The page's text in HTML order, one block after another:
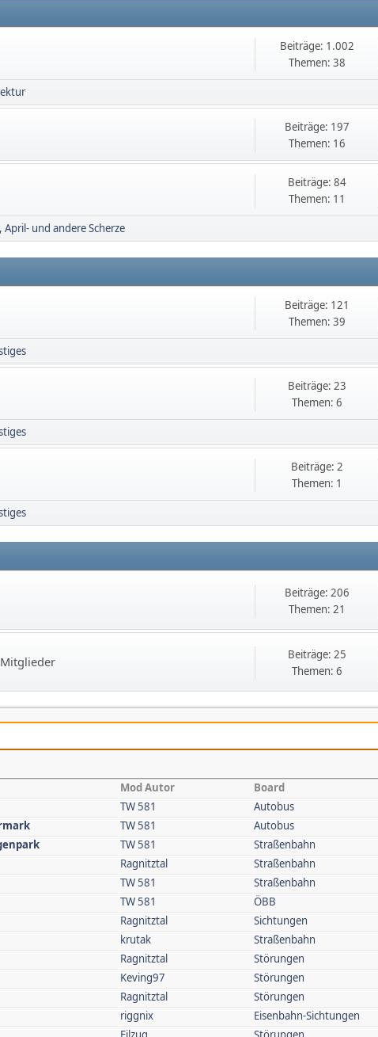
Beiträge: 1.002
Themen: 38
Beiträge: 197
Themen: 16
Beiträge: 84
Themen: 11
April- und andere Scherze
Beiträge: 121
Themen: 39
Beiträge: 23
Themen: 6
Beiträge: 2
Themen: 1
Beiträge: 206
Themen: 21
Beiträge: 25
Themen: 6
Mod Autor Board
TW 581 Autobus
TW 581 Autobus
TW 581 Straßenbahn
Ragnitztal Straßenbahn
TW 581 Straßenbahn
TW 581 ÖBB
Ragnitztal Sichtungen
krutak Straßenbahn
Ragnitztal Störungen
Keving97 Störungen
Ragnitztal Störungen
riggnix Eisenbahn-Sichtungen